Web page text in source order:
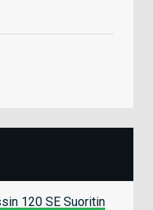
120 SE Suoritin